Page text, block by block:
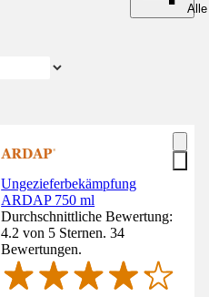
Ungezieferbekämpfung
ARDAP 750 ml
Durchschnittliche Bewertung:
4.2 von 5 Sternen. 34
Bewertungen.